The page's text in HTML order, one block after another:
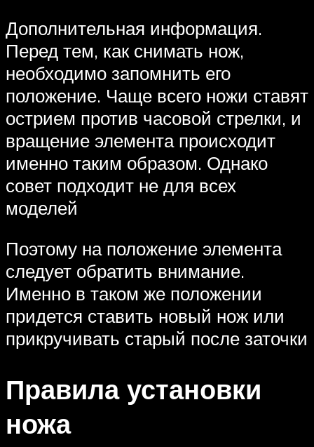
Дополнительная информация.
Перед тем, как снимать нож,
необходимо запомнить его
положение. Чаще всего ножи ставят
острием против часовой стрелки, и
вращение элемента происходит
именно таким образом. Однако
совет подходит не для всех
моделей
Поэтому на положение элемента
следует обратить внимание.
Именно в таком же положении
придется ставить новый нож или
прикручивать старый после заточки
Правила установки
ножа